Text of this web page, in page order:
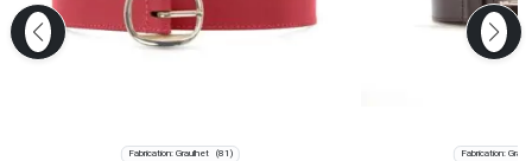
Fabrication: Graulhet (81) Fabrication: